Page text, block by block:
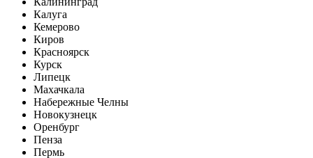
Калуга
Кемерово
Киров
Красноярск
Курск
Липецк
Махачкала
Набережные Челны
Новокузнецк
Оренбург
Пенза
Пермь